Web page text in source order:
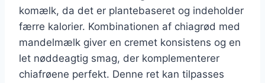
komælk, da det er plantebaseret og indeholder
færre kalorier. Kombinationen af chiagrød med
mandelmælk giver en cremet konsistens og en
let nøddeagtig smag, der komplementerer
chiafrøene perfekt. Denne ret kan tilpasses